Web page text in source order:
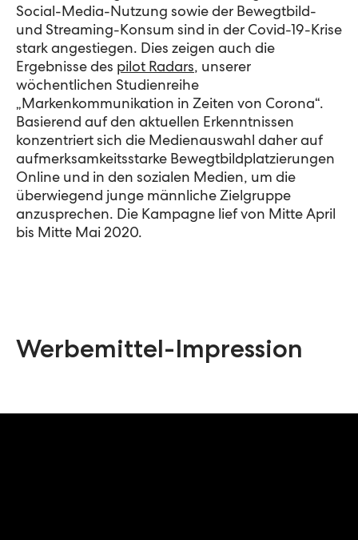
Social-Media-Nutzung sowie der Bewegtbild-
und Streaming-Konsum sind in der Covid-19-Krise
stark angestiegen. Dies zeigen auch die
Ergebnisse des pilot Radars, unserer
wöchentlichen Studienreihe
„Markenkommunikation in Zeiten von Corona“.
Basierend auf den aktuellen Erkenntnissen
konzentriert sich die Medienauswahl daher auf
aufmerksamkeitsstarke Bewegtbildplatzierungen
Online und in den sozialen Medien, um die
überwiegend junge männliche Zielgruppe
anzusprechen. Die Kampagne lief von Mitte April
bis Mitte Mai 2020.
Werbemittel-Impression